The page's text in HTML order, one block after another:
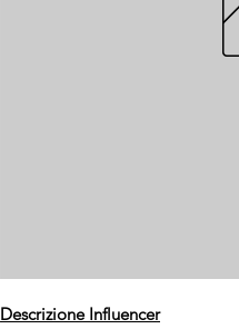
Descrizione Influencer